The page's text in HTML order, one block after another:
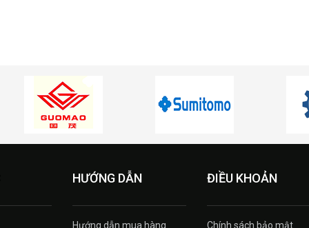
HƯỚNG DẪN
Hướng dẫn mua hàng
ĐIỀU KHOẢN
Chính sách bảo mật